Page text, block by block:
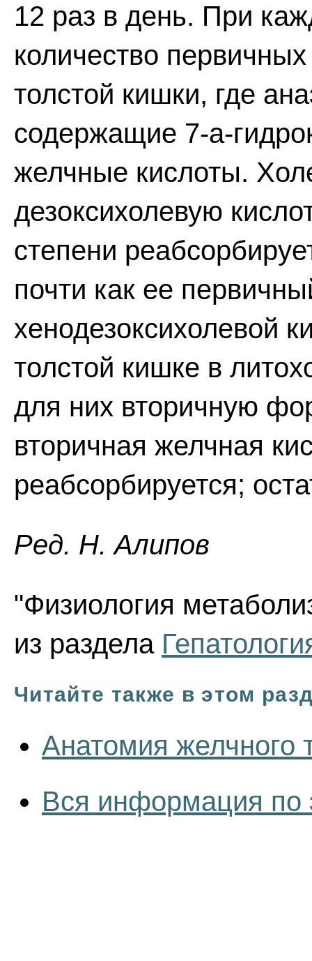
12 раз в день. При
количество
толстой кишки, где
содержащие 7-а-
желчные кислоты.
дезоксихолевую
степени
почти как ее
хенодезоксихолевой
толстой кишке в
для них вторичную
вторичная желчная
реабсорбируется;
Ред. Н. Алипов
"Физиология
из раздела
Читайте также в этом
Анатомия желчного
Вся информация по